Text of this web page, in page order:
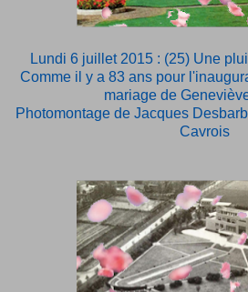
Lundi 6 juillet 2015 : (25) Une
Comme il y a 83 ans pour
mariage de
Photomontage de Jacques
Cavrois